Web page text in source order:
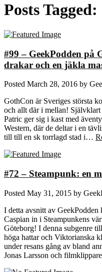
Posts Tagged:
#99 – GeekPodden på
drakar och en jäkla
Posted March 28, 2016 by
GothCon är Sveriges största
och allt där i mellan!
Patric ger sig i kast med
Western, där de deltar i en
till till en sk torrlagd stad i…
#72 – Steampunk: en
Posted May 31, 2015 by
I detta avsnitt av
Caspian in i Steampunkens
Göteborg! I denna subgenre
höga hattar och Viktorianska
under resans gång av bland
Jonas Larsson och